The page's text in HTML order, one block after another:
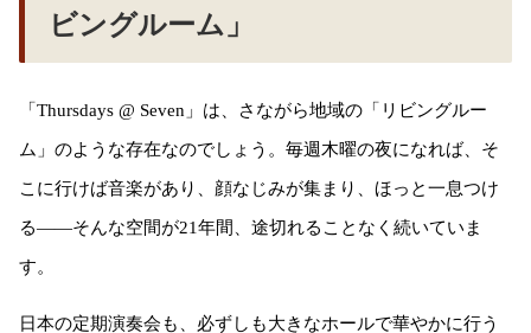
ビングルーム」
「Thursdays @ Seven」は、さながら地域の「リビングルー
ム」のような存在なのでしょう。毎週木曜の夜になれば、そ
こに行けば音楽があり、顔なじみが集まり、ほっと一息つけ
る——そんな空間が21年間、途切れることなく続いていま
す。
日本の定期演奏会も、必ずしも大きなホールで華やかに行う